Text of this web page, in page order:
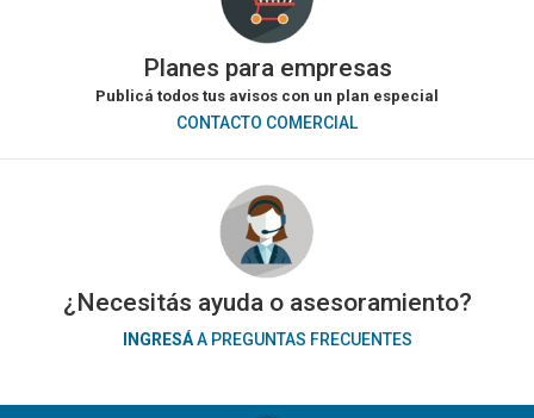
Planes para empresas
Publicá todos tus avisos con un plan especial
CONTACTO COMERCIAL
¿Necesitás ayuda o asesoramiento?
INGRESÁA PREGUNTAS FRECUENTES